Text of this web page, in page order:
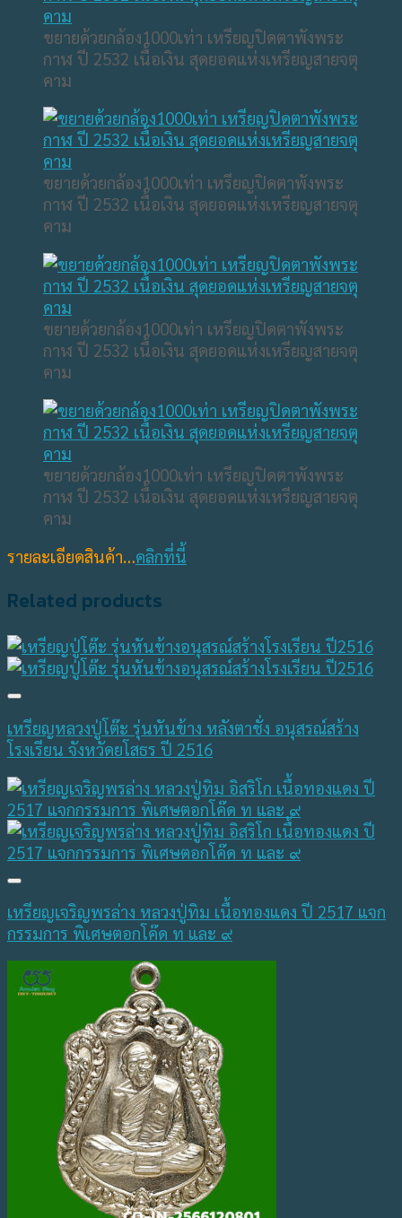
ขยายด้วยกล้อง1000เท่า เหรียญปิดตาพังพระ
กาฬ ปี 2532 เนื้อเงิน สุดยอดแห่งเหรียญสายจตุ
คาม
ขยายด้วยกล้อง1000เท่า เหรียญปิดตาพังพระ
กาฬ ปี 2532 เนื้อเงิน สุดยอดแห่งเหรียญสายจตุ
คาม
ขยายด้วยกล้อง1000เท่า เหรียญปิดตาพังพระ
กาฬ ปี 2532 เนื้อเงิน สุดยอดแห่งเหรียญสายจตุ
คาม
ขยายด้วยกล้อง1000เท่า เหรียญปิดตาพังพระ
กาฬ ปี 2532 เนื้อเงิน สุดยอดแห่งเหรียญสายจตุ
คาม
รายละเอียดสินค้า…คลิกที่นี้
Related products
เหรียญหลวงปู่โต๊ะ รุ่นหันข้าง หลังตาชั่ง อนุสรณ์สร้าง
โรงเรียน จังหวัดยโสธร ปี 2516
เหรียญเจริญพรล่าง หลวงปู่ทิม เนื้อทองแดง ปี 2517 แจก
กรรมการ พิเศษตอกโค๊ด ท และ ๙